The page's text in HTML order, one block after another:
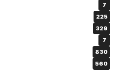
7
225
329
7
830
560